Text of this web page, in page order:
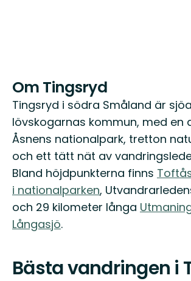
Om Tingsryd
Tingsryd i södra Småland är
lövskogarnas kommun, med en
Åsnens nationalpark, tretton
och ett tätt nät av
Bland höjdpunkterna finns
i nationalparken,
och 29 kilometer långa
Långasjö.
Bästa vandringen i